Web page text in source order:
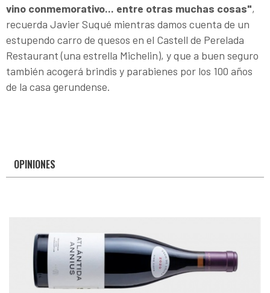
vino conmemorativo... entre otras muchas cosas",
recuerda Javier Suqué mientras damos cuenta de un
estupendo carro de quesos en el Castell de Perelada
Restaurant (una estrella Michelin), y que a buen seguro
también acogerá brindis y parabienes por los 100 años
de la casa gerundense.
OPINIONES